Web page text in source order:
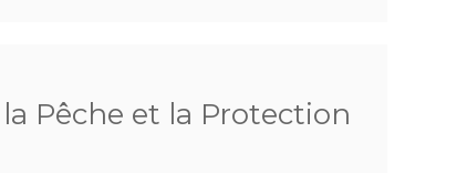
Pêche et la Protection